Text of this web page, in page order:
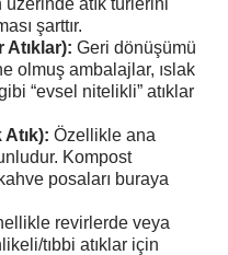
şarttır.
Geri dönüşümü
olmuş ambalajlar, ıslak
“evsel nitelikli” atıklar
Özellikle ana
Kompost
posaları buraya
revirlerde veya
tıbbi atıklar için